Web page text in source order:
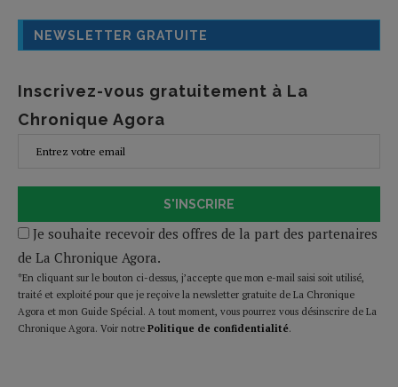
NEWSLETTER GRATUITE
Inscrivez-vous gratuitement à La
Chronique Agora
S'INSCRIRE
Je souhaite recevoir des offres de la part des partenaires
de La Chronique Agora.
*En cliquant sur le bouton ci-dessus, j’accepte que mon e-mail saisi soit utilisé,
traité et exploité pour que je reçoive la newsletter gratuite de La Chronique
Agora et mon Guide Spécial. A tout moment, vous pourrez vous désinscrire de La
Chronique Agora. Voir notre Politique de confidentialité.